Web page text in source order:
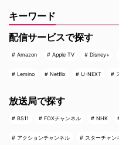
キーワード
配信サービスで探す
Amazon Apple TV Disney+
Lemino Netflix U-NEXT
放送局で探す
BS11 FOXチャンネル NHK
アクションチャンネル スターチャン